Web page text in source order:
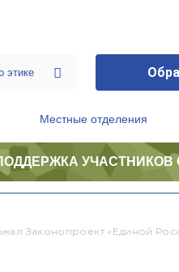
Местные отделения
УЧАСТНИКОВ
Законопроект «Единой